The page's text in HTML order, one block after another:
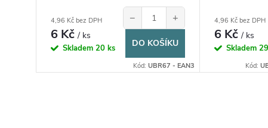
ů
4,96 Kč bez DPH
6 Kč/ ks
Skladem 20 ks
− +
DO KOŠÍKU
Kód:UBR67 - EAN3
4,96 Kč bez DPH
6 Kč/ ks
Skladem
Kód: